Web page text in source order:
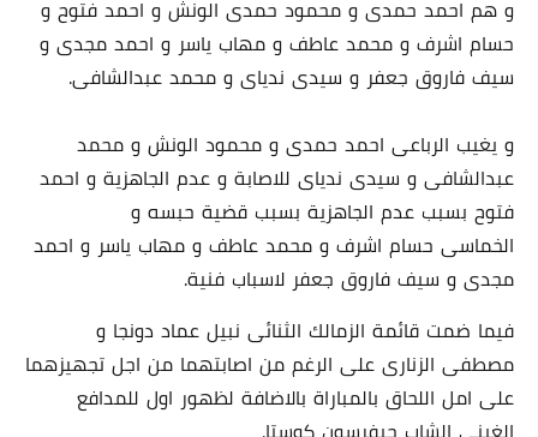
و هم احمد حمدى و محمود حمدى الونش و احمد فتوح و
حسام اشرف و محمد عاطف و مهاب ياسر و احمد مجدى و
سيف فاروق جعفر و سيدى ندياى و محمد عبدالشافى.
و يغيب الرباعى احمد حمدى و محمود الونش و محمد
عبدالشافى و سيدى ندياى للاصابة و عدم الجاهزية و احمد
فتوح بسبب عدم الجاهزية بسبب قضية حبسه و
الخماسى حسام اشرف و محمد عاطف و مهاب ياسر و احمد
مجدى و سيف فاروق جعفر لاسباب فنية.
فيما ضمت قائمة الزمالك الثنائى نبيل عماد دونجا و
مصطفى الزنارى على الرغم من اصابتهما من اجل تجهيزهما
على امل اللحاق بالمباراة بالاضافة لظهور اول للمدافع